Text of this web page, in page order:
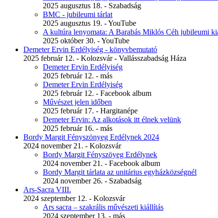
2025 augusztus 18. - Szabadság
BMC - jubileumi tárlat
2025 augusztus 19. - YouTube
A kultúra lenyomata: A Barabás Miklós Céh jubileumi
2025 október 30. - YouTube
Demeter Ervin Erdélyiség - könyvbemutató
2025 február 12. - Kolozsvár - Vallásszabadság Háza
Demeter Ervin Erdélyiség
2025 február 12. - más
Demeter Ervin Erdélyiség
2025 február 12. - Facebook album
Művészet jelen időben
2025 február 17. - Hargitanépe
Demeter Ervin: Az alkotások itt élnek velünk
2025 február 16. - más
Bordy Margit Fényszönyeg Erdélynek 2024
2024 november 21. - Kolozsvár
Bordy Margit Fényszöyeg Erdélynek
2024 november 21. - Facebook album
Bordy Margit tárlata az unitárius egyházközségnél
2024 november 26. - Szabadság
Ars-Sacra VIII.
2024 szeptember 12. - Kolozsvár
Ars sacra – szakrális művészeti kiállítás
2024 szeptember 13. - más